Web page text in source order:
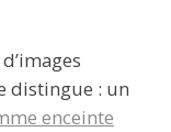
distingue : un
enceinte